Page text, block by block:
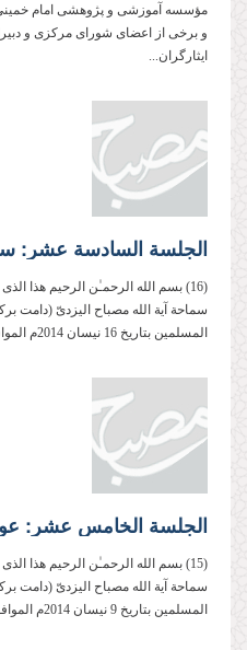
مؤسسه آموزشی و پژوهشی امام
و برخی از اعضای شورای مركزی و
ایثارگران...
الجلسة السادسة عشر:
(16) بسم الله الرحمـٰن الرحیم هذا
سماحة آیة الله مصباح الیزدیّ (دامت
المسلمین بتاریخ 16 نیسان 2014م الموافق للسادس...
الجلسة الخامس عشر:
(15) بسم الله الرحمـٰن الرحیم هذا
سماحة آیة الله مصباح الیزدیّ (دامت
المسلمین بتاریخ 9 نیسان 2014م الموافق...